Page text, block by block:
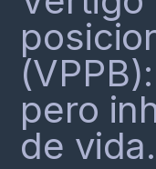
pero
de vida.